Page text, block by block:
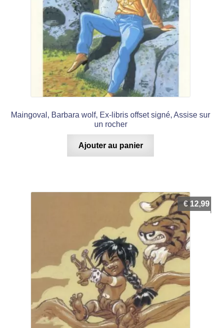
Maingoval, Barbara wolf, Ex-libris offset signé, Assise sur
un rocher
Ajouter au panier
€ 12,99